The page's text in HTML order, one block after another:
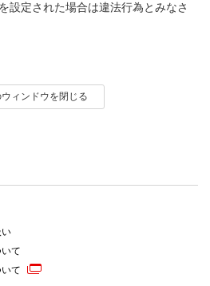
設定された場合は違法行為とみなさ
ウィンドウを閉じる
て
て